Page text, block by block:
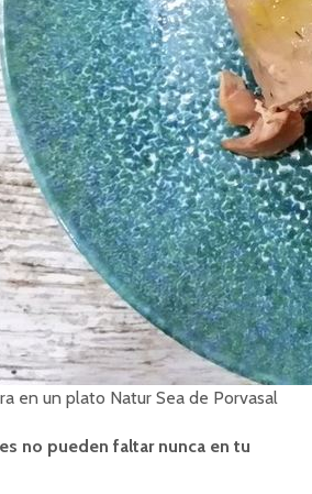
en un plato Natur Sea de Porvasal
no pueden faltar nunca en tu